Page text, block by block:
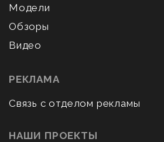
Модели
Обзоры
Видео
РЕКЛАМА
Связь с отделом рекламы
НАШИ ПРОЕКТЫ